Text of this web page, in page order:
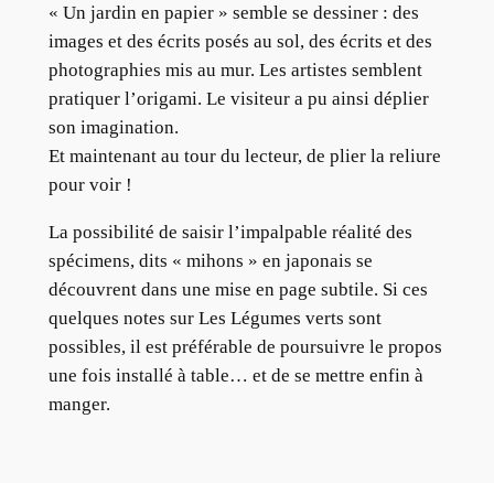
« Un jardin en papier » semble se dessiner : des
images et des écrits posés au sol, des écrits et des
photographies mis au mur. Les artistes semblent
pratiquer l’origami. Le visiteur a pu ainsi déplier
son imagination.
Et maintenant au tour du lecteur, de plier la reliure
pour voir !
La possibilité de saisir l’impalpable réalité des
spécimens, dits « mihons » en japonais se
découvrent dans une mise en page subtile. Si ces
quelques notes sur Les Légumes verts sont
possibles, il est préférable de poursuivre le propos
une fois installé à table… et de se mettre enfin à
manger.